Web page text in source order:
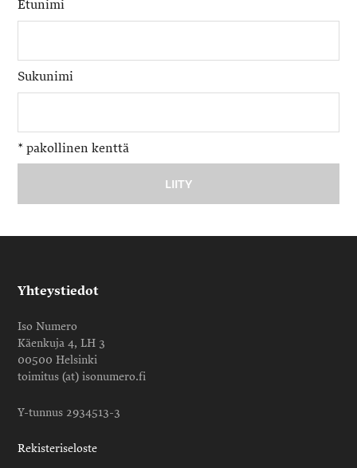
Etunimi
Sukunimi
* pakollinen kenttä
Yhteystiedot
Iso Numero
Käenkuja 4, LH 3
00500 Helsinki
toimitus (at) isonumero.fi
Y-tunnus 2934513-3
Rekisteriseloste